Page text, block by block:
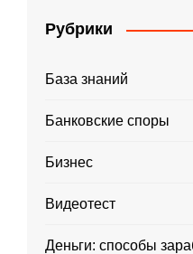
Рубрики
База знаний
Банковские споры
Бизнес
Видеотест
Деньги: способы